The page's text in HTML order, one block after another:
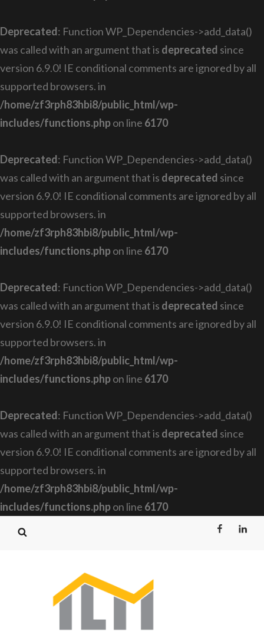
Deprecated: Function WP_Dependencies->add_data()
was called with an argument that is deprecated since
version 6.9.0! IE conditional comments are ignored by all
supported browsers. in
/home/zf3rph83hbi8/public_html/wp-
includes/functions.phpon line 6170
Deprecated: Function WP_Dependencies->add_data()
was called with an argument that is deprecated since
version 6.9.0! IE conditional comments are ignored by all
supported browsers. in
/home/zf3rph83hbi8/public_html/wp-
includes/functions.phpon line 6170
Deprecated: Function WP_Dependencies->add_data()
was called with an argument that is deprecated since
version 6.9.0! IE conditional comments are ignored by all
supported browsers. in
/home/zf3rph83hbi8/public_html/wp-
includes/functions.phpon line 6170
Deprecated: Function WP_Dependencies->add_data()
was called with an argument that is deprecated since
version 6.9.0! IE conditional comments are ignored by all
supported browsers. in
/home/zf3rph83hbi8/public_html/wp-
includes/functions.phpon line 6170
Facebook